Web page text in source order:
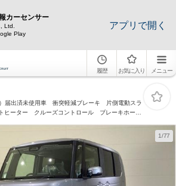
カーセンサー
Ltd.
Play
アプリで開く
履歴 お気に入り メニュー
届出済未使用車 衝突軽減ブレーキ 片側電動スラ
ーター クルーズコントロール ブレーキホール
1/77